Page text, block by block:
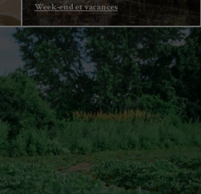
Week-end et vacances